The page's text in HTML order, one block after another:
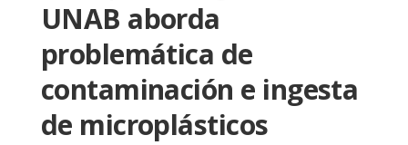
UNAB aborda
problemática de
contaminación e ingesta
de microplásticos